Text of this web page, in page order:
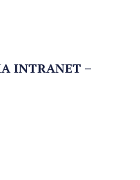
INTRANET –